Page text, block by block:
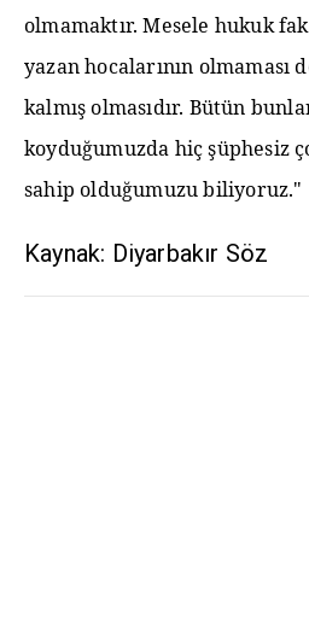
olmamaktır. Mesele hukuk
yazan hocalarının olmaması
kalmış olmasıdır. Bütün
koyduğumuzda hiç şüphesiz
sahip olduğumuzu biliyoruz."
Kaynak: Diyarbakır Söz